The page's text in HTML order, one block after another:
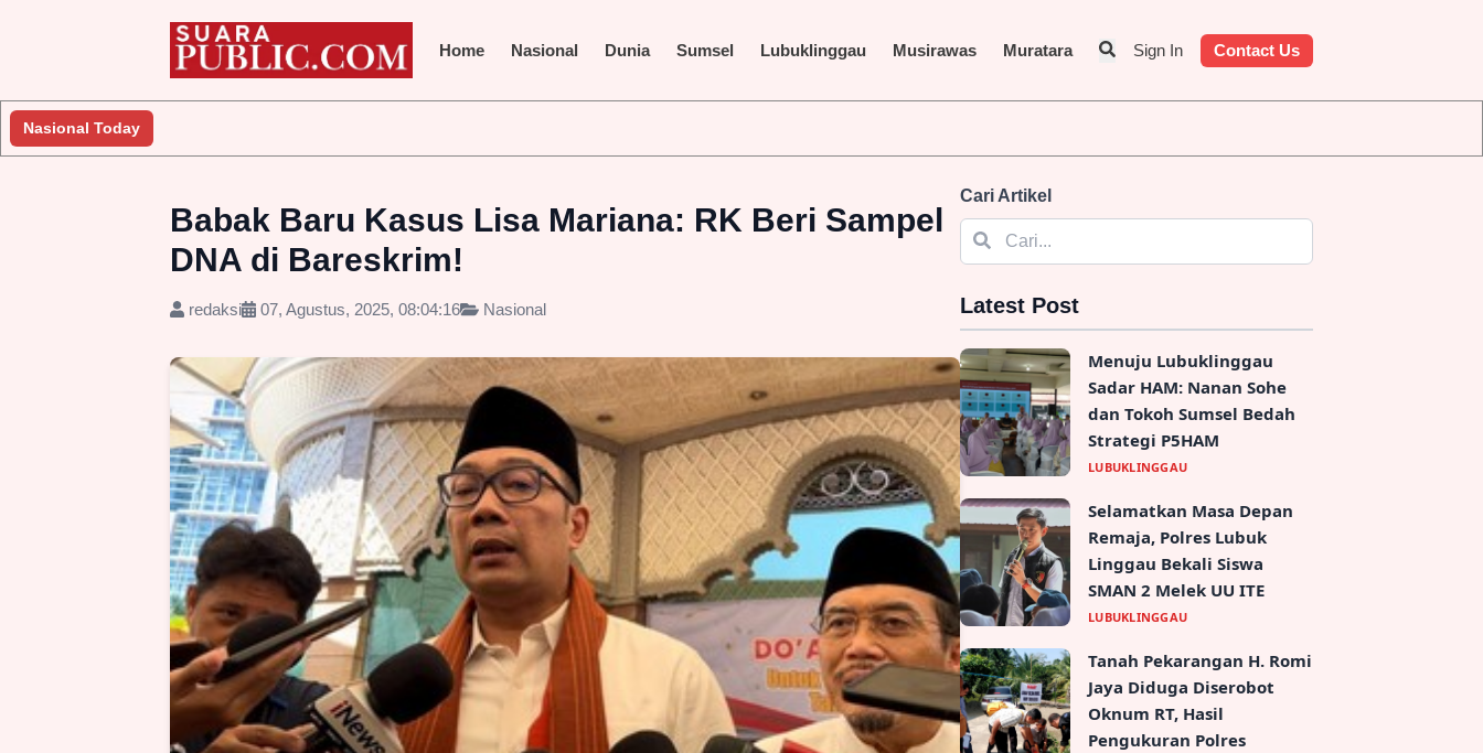
Home Nasional Dunia Sumsel Lubuklinggau Musirawas Muratara Sign In Contact Us
Nasional Today
Penyelidikan
Babak Baru Kasus Lisa Mariana: RK Beri Sampel
DNA di Bareskrim!
redaksi 07, Agustus, 2025, 08:04:16 Nasional
Cari Artikel
Latest Post
Menuju Lubuklinggau
Sadar HAM: Nanan Sohe
dan Tokoh Sumsel Bedah
Strategi P5HAM
LUBUKLINGGAU
Selamatkan Masa Depan
Remaja, Polres Lubuk
Linggau Bekali Siswa
SMAN 2 Melek UU ITE
LUBUKLINGGAU
Tanah Pekarangan H. Romi
Jaya Diduga Diserobot
Oknum RT, Hasil
Pengukuran Polres